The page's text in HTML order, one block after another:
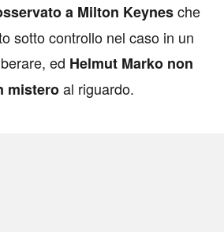
a Milton Keynesche
sotto controllo nel caso in un
ed Helmut Marko non
misteroal riguardo.